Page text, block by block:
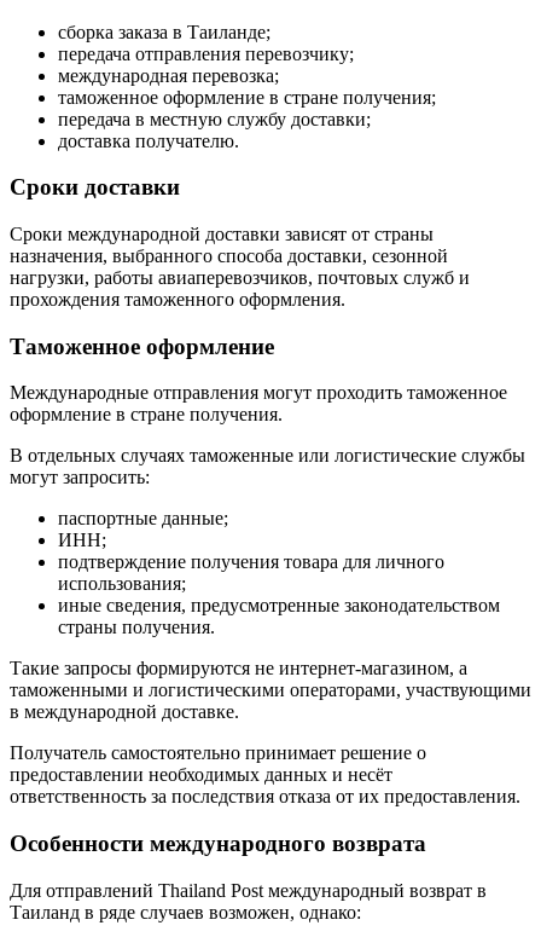
сборка заказа в Таиланде;
передача отправления перевозчику;
международная перевозка;
таможенное оформление в стране получения;
передача в местную службу доставки;
доставка получателю.
Сроки доставки
Сроки международной доставки зависят от страны
назначения, выбранного способа доставки, сезонной
нагрузки, работы авиаперевозчиков, почтовых служб и
прохождения таможенного оформления.
Таможенное оформление
Международные отправления могут проходить таможенное
оформление в стране получения.
В отдельных случаях таможенные или логистические службы
могут запросить:
паспортные данные;
ИНН;
подтверждение получения товара для личного
использования;
иные сведения, предусмотренные законодательством
страны получения.
Такие запросы формируются не интернет-магазином, а
таможенными и логистическими операторами, участвующими
в международной доставке.
Получатель самостоятельно принимает решение о
предоставлении необходимых данных и несёт
ответственность за последствия отказа от их предоставления.
Особенности международного возврата
Для отправлений Thailand Post международный возврат в
Таиланд в ряде случаев возможен, однако: